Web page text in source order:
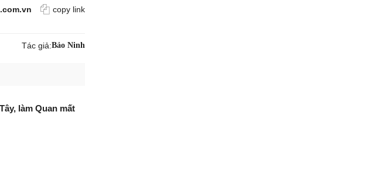
copy link
Tác giả:Bảo Ninh
làm Quan mất